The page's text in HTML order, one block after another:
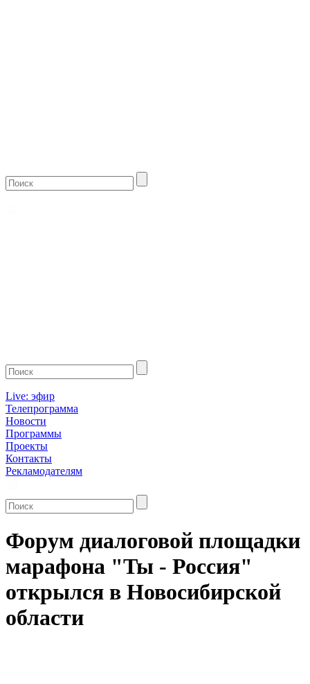
Live: эфир
Телепрограмма
Новости
Программы
Проекты
Контакты
Рекламодателям
Форум диалоговой площадки
марафона "Ты - Россия"
открылся в Новосибирской
области